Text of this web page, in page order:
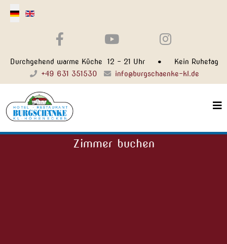
Select your language
Durchgehend warme Küche 12 - 21 Uhr • Kein Ruhetag
+49 631 351530
info@burgschaenke-kl.de
Zimmer buchen